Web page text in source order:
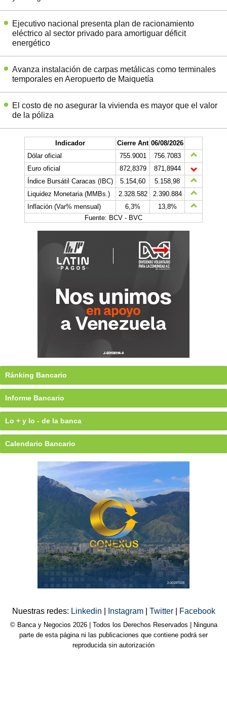
Ejecutivo nacional presenta plan de racionamiento
eléctrico al sector privado para amortiguar déficit
energético
Avanza instalación de carpas metálicas como terminales
temporales en Aeropuerto de Maiquetía
El costo de no asegurar la vivienda es mayor que el valor
de la póliza
Indicador Cierre Ant 06/08/2026
Dólar oficial
755.9001
756.7083
Euro oficial
872,8379
871,8944
Índice Bursátil Caracas (IBC)
5.154,60
5.158,98
Liquidez Monetaria (MMBs.)
2.328.582
2.390.884
Inflación (Var% mensual)
6,3%
13,8%
Fuente: BCV - BVC
Ránking Bancario
Informe Bancario
Lo + y lo - de la banca
Calendario Bancario
Nuestras redes: Linkedin Instagram Twitter Facebook
© Banca y Negocios 2026 | Todos los Derechos Reservados | Ninguna
parte de esta página ni las publicaciones que contiene podrá ser
reproducida sin autorización